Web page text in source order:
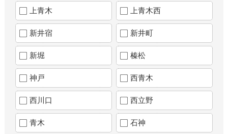
上青木 上青木西
新井宿 新井町
新堀 榛松
神戸 西青木
西川口 西立野
青木 石神